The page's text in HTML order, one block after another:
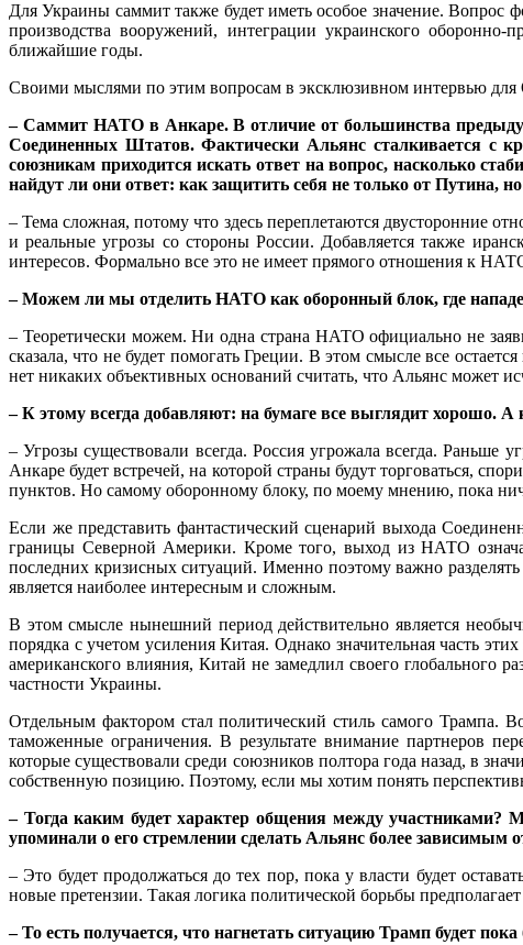
Для Украины саммит также будет иметь особое значение.
производства вооружений, интеграции украинского
ближайшие годы.
Своими мыслями по этим вопросам в эксклюзивном интервью
– Саммит НАТО в Анкаре. В отличие от большинства
Соединенных Штатов. Фактически Альянс сталкивается с
союзникам приходится искать ответ на вопрос, насколько
найдут ли они ответ: как защитить себя не только от Путина,
– Тема сложная, потому что здесь переплетаются двусторонние
и реальные угрозы со стороны России. Добавляется также
интересов. Формально все это не имеет прямого отношения к
– Можем ли мы отделить НАТО как оборонный блок, где
– Теоретически можем. Ни одна страна НАТО официально не
сказала, что не будет помогать Греции. В этом смысле все
нет никаких объективных оснований считать, что Альянс может
– К этому всегда добавляют: на бумаге все выглядит хорошо. А
– Угрозы существовали всегда. Россия угрожала всегда.
Анкаре будет встречей, на которой страны будут торговаться,
пунктов. Но самому оборонному блоку, по моему мнению, пока
Если же представить фантастический сценарий выхода
границы Северной Америки. Кроме того, выход из НАТО
последних кризисных ситуаций. Именно поэтому важно
является наиболее интересным и сложным.
В этом смысле нынешний период действительно является
порядка с учетом усиления Китая. Однако значительная часть
американского влияния, Китай не замедлил своего глобального
частности Украины.
Отдельным фактором стал политический стиль самого Трампа.
таможенные ограничения. В результате внимание партнеров
которые существовали среди союзников полтора года назад, в
собственную позицию. Поэтому, если мы хотим понять
– Тогда каким будет характер общения между
упоминали о его стремлении сделать Альянс более зависимым
– Это будет продолжаться до тех пор, пока у власти будет
новые претензии. Такая логика политической борьбы
– То есть получается, что нагнетать ситуацию Трамп будет